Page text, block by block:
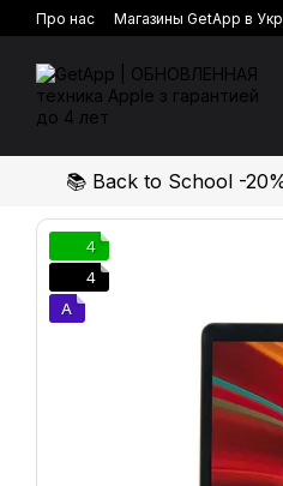
Перейти к основному
Про нас Магазины GetApp в
Политика конфиденциальности
📚 Back to School -
4
4
A